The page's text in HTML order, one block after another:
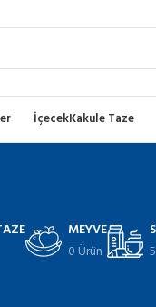
İçecekKakule Taze
MEYVE
0 Ürün